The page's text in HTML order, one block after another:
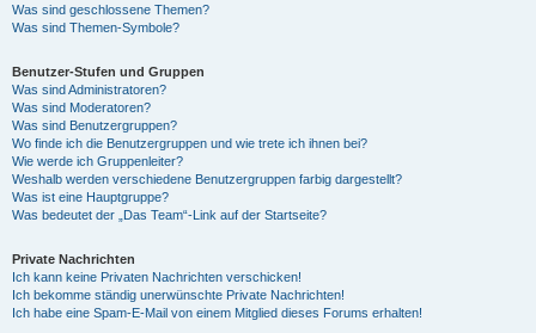
Was sind geschlossene Themen?
Was sind Themen-Symbole?
Benutzer-Stufen und Gruppen
Was sind Administratoren?
Was sind Moderatoren?
Was sind Benutzergruppen?
Wo finde ich die Benutzergruppen und wie trete ich ihnen bei?
Wie werde ich Gruppenleiter?
Weshalb werden verschiedene Benutzergruppen farbig dargestellt?
Was ist eine Hauptgruppe?
Was bedeutet der „Das Team“-Link auf der Startseite?
Private Nachrichten
Ich kann keine Privaten Nachrichten verschicken!
Ich bekomme ständig unerwünschte Private Nachrichten!
Ich habe eine Spam-E-Mail von einem Mitglied dieses Forums erhalten!